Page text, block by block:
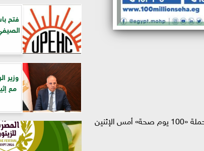
أعلن الدكتور خالد عبدالغفار وزير الصحة والسكان، تقديم 398 ألفا و887 خدمة، من خلال حملة «100 يوم صحة» أمس الإثنين
فتح
وزير
مع